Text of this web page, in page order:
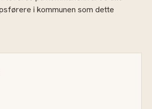
i kommunen som dette